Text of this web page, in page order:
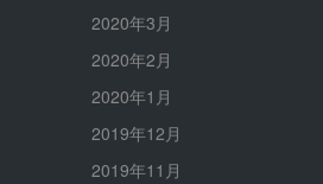
2020年3月
2020年2月
2020年1月
2019年12月
2019年11月